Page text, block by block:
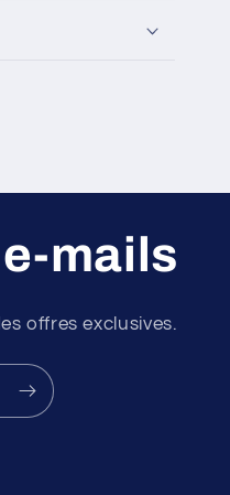
mails
offres exclusives.